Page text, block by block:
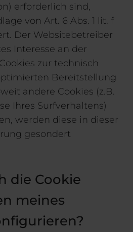
erforderlich sind,
von Art. 6 Abs. 1 lit. f
Der Websitebetreiber
Interesse an der
zur technisch
Bereitstellung
andere Cookies (z.B.
Ihres Surfverhaltens)
werden diese in dieser
gesondert
die Cookie
meines